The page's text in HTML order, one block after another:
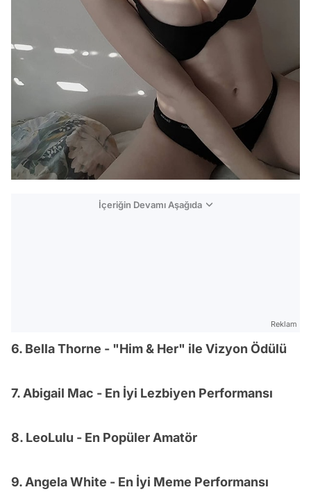
İçeriğin Devamı Aşağıda
Reklam
6. Bella Thorne - "Him & Her" ile Vizyon Ödülü
7. Abigail Mac - En İyi Lezbiyen Performansı
8. LeoLulu - En Popüler Amatör
9. Angela White - En İyi Meme Performansı